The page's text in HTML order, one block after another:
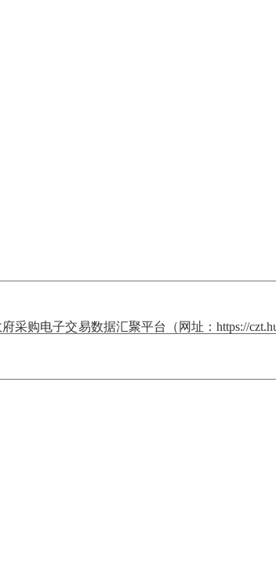
采购电子交易数据汇聚平台（网址：https://